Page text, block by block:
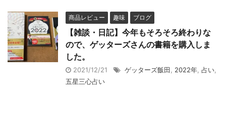
商品レビュー 趣味 ブログ
【雑談・日記】今年もそろそろ終わりな
ので、ゲッターズさんの書籍を購入しま
した。
2021/12/21 ゲッターズ飯田 2022年 占い
五星三心占い